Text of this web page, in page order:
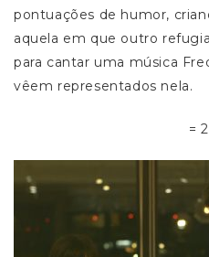
pontuações de humor,
aquela em que outro
para cantar uma música
vêem representados nela.
=